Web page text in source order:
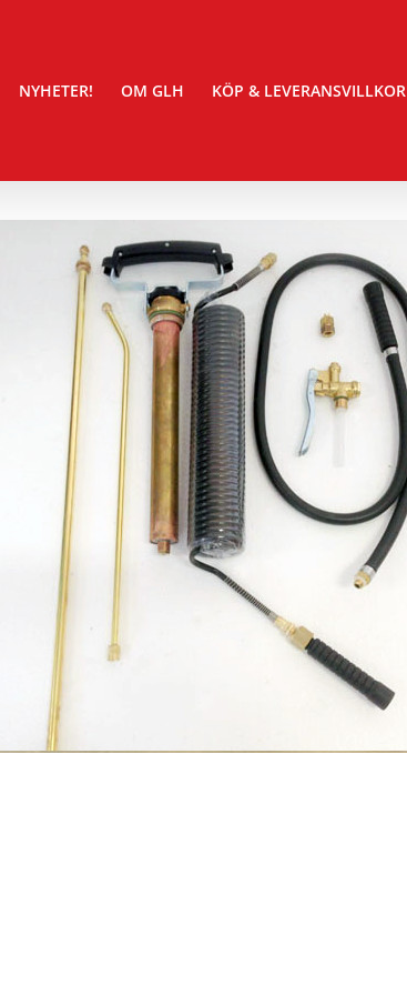
NYHETER! OM GLH KÖP & LEVERANSVILLKOR